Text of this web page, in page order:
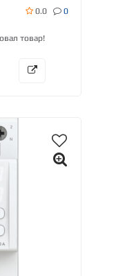
0.0 0
товар!